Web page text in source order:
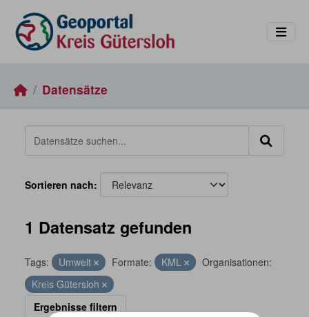
Datensätze
Sortieren nach
1 Datensatz gefunden
Tags: Umwelt Formate: KML
Organisationen:
Kreis Gütersloh
Ergebnisse filtern